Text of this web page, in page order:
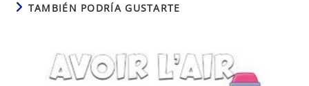
TAMBIÉN PODRÍA GUSTARTE